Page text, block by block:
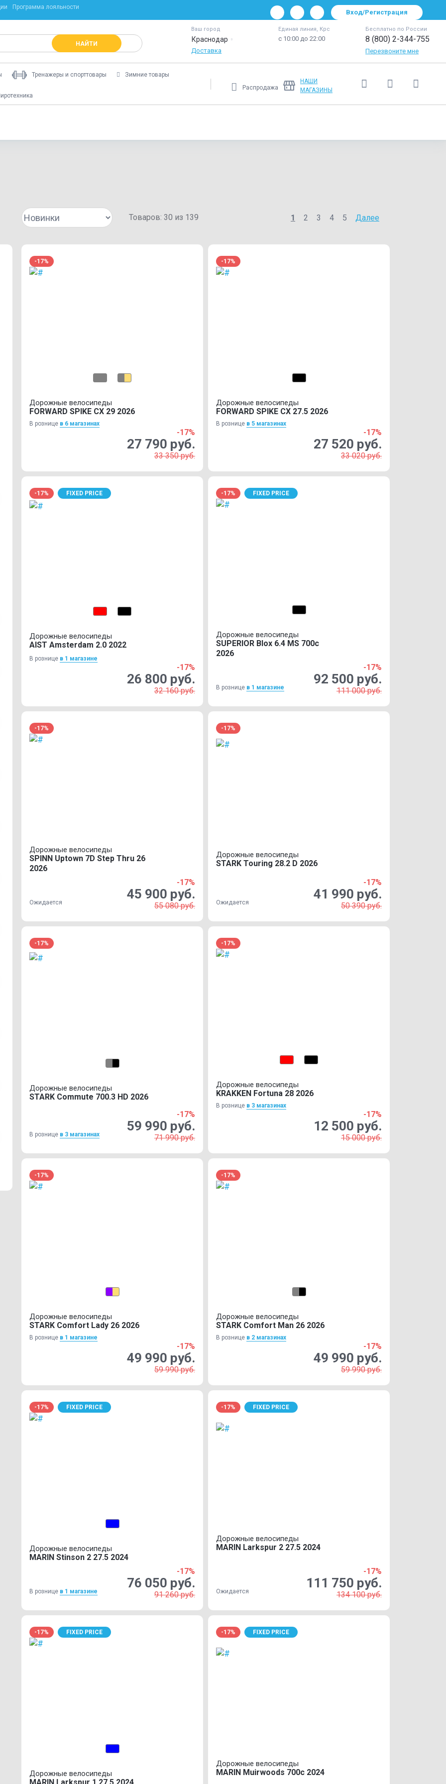
Программа лояльности
Вход/Регистрация
НАЙТИ
Ваш город
Краснодар
Доставка
Единая линия, Крс
с 10:00 до 22:00
Бесплатно по России
8 (800) 2-344-755
Перезвоните мне
Тренажеры и спорттовары Зимние товары
Распродажа
НАШИ
МАГАЗИНЫ
Товаров: 30 из 139 1 2 3 4 5 Далее
-17%
Дорожные велосипеды
FORWARD SPIKE CX 29 2026
В рознице в 6 магазинах
-17%
27 790 руб.
33 350 руб.
-17%
Дорожные велосипеды
FORWARD SPIKE CX 27.5 2026
В рознице в 5 магазинах
-17%
27 520 руб.
33 020 руб.
-17% FIXED PRICE
Дорожные велосипеды
AIST Amsterdam 2.0 2022
В рознице в 1 магазинe
-17%
26 800 руб.
32 160 руб.
-17% FIXED PRICE
Дорожные велосипеды
SUPERIOR Blox 6.4 MS 700c
2026
В рознице в 1 магазинe
-17%
92 500 руб.
111 000 руб.
-17%
Дорожные велосипеды
SPINN Uptown 7D Step Thru 26
2026
Ожидается
-17%
45 900 руб.
55 080 руб.
-17%
Дорожные велосипеды
STARK Touring 28.2 D 2026
Ожидается
-17%
41 990 руб.
50 390 руб.
-17%
Дорожные велосипеды
STARK Commute 700.3 HD 2026
В рознице в 3 магазинах
-17%
59 990 руб.
71 990 руб.
-17%
Дорожные велосипеды
KRAKKEN Fortuna 28 2026
В рознице в 3 магазинах
-17%
12 500 руб.
15 000 руб.
-17%
Дорожные велосипеды
STARK Comfort Lady 26 2026
В рознице в 1 магазинe
-17%
49 990 руб.
59 990 руб.
-17%
Дорожные велосипеды
STARK Comfort Man 26 2026
В рознице в 2 магазинах
-17%
49 990 руб.
59 990 руб.
-17% FIXED PRICE
Дорожные велосипеды
MARIN Stinson 2 27.5 2024
В рознице в 1 магазинe
-17%
76 050 руб.
91 260 руб.
-17% FIXED PRICE
Дорожные велосипеды
MARIN Larkspur 2 27.5 2024
Ожидается
-17%
111 750 руб.
134 100 руб.
-17% FIXED PRICE
Дорожные велосипеды
-17% FIXED PRICE
Дорожные велосипеды
MARIN Muirwoods 700c 2024